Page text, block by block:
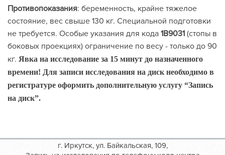
Противопоказания: беременность, крайне тяжелое
состояние, вес свыше 130 кг. Специальной подготовки
не требуется. Особые указания для кода 1В9031 (стопы в
боковых проекциях) ограничение по весу - только до 90
кг. Явка на исследование за 15 минут до назначенного
времени! Для записи исследования на диск необходимо в
регистратуре оформить дополнительную услугу “Запись
на диск”.
г. Иркутск, ул. Байкальская, 109,